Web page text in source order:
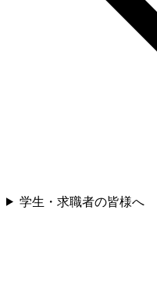
学生・求職者の皆様へ